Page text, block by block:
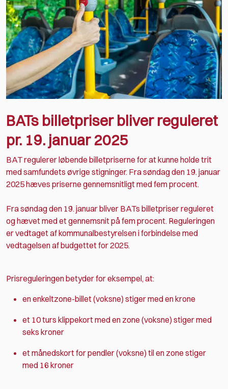
BATs billetpriser bliver reguleret
pr. 19. januar 2025
BAT regulerer løbende billetpriserne for at kunne holde trit
med samfundets øvrige stigninger. Fra søndag den 19. januar
2025 hæves priserne gennemsnitligt med fem procent.
Fra søndag den 19. januar bliver BATs billetpriser reguleret
og hævet med et gennemsnit på fem procent. Reguleringen
er vedtaget af kommunalbestyrelsen i forbindelse med
vedtagelsen af budgettet for 2025.
Prisreguleringen betyder for eksempel, at:
en enkeltzone-billet (voksne) stiger med en krone
et 10 turs klippekort med en zone (voksne) stiger med
seks kroner
et månedskort for pendler (voksne) til en zone stiger
med 16 kroner